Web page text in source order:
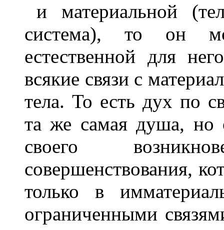
и материальной
система), то он
естественной для
всякие связи с
тела. То есть дух по
та же самая душа, но
своего
совершенствования,
только в
ограниченными